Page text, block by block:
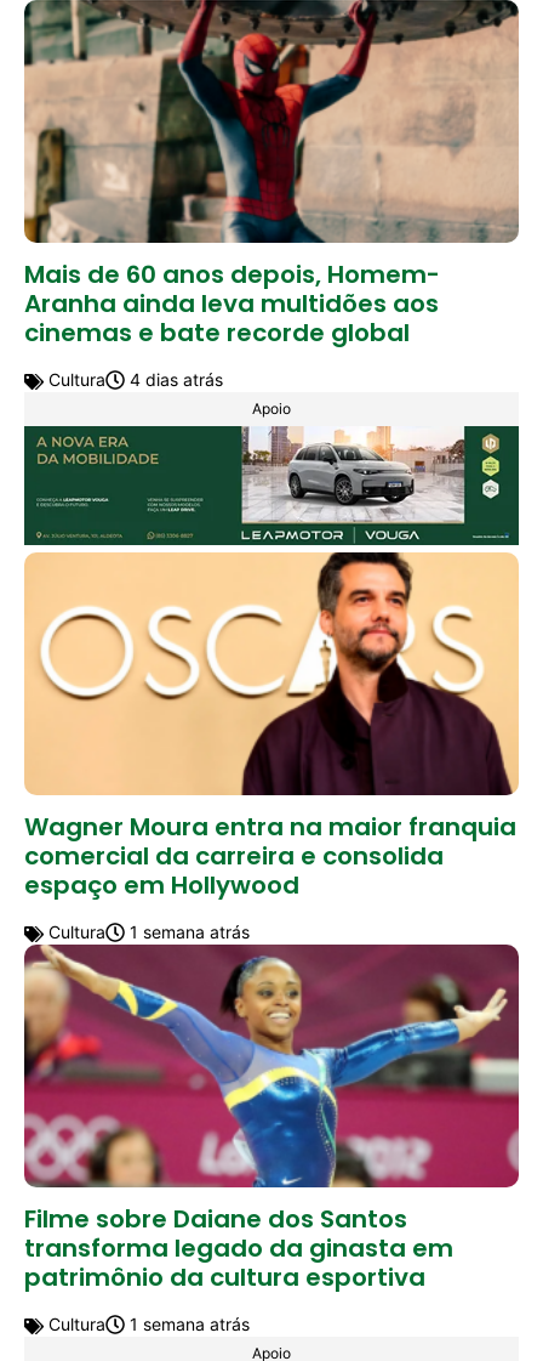
Mais de 60 anos depois, Homem-
Aranha ainda leva multidões aos
cinemas e bate recorde global
Cultura 4 dias atrás
Apoio
Wagner Moura entra na maior franquia
comercial da carreira e consolida
espaço em Hollywood
Cultura 1 semana atrás
Filme sobre Daiane dos Santos
transforma legado da ginasta em
patrimônio da cultura esportiva
Cultura 1 semana atrás
Apoio